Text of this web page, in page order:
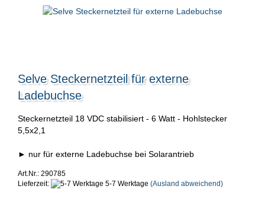
Selve Steckernetzteil für externe
Ladebuchse
Steckernetzteil 18 VDC stabilisiert - 6 Watt - Hohlstecker
5,5x2,1
► nur für externe Ladebuchse bei Solarantrieb
Art.Nr.: 290785
Lieferzeit:
5-7 Werktage (Ausland abweichend)